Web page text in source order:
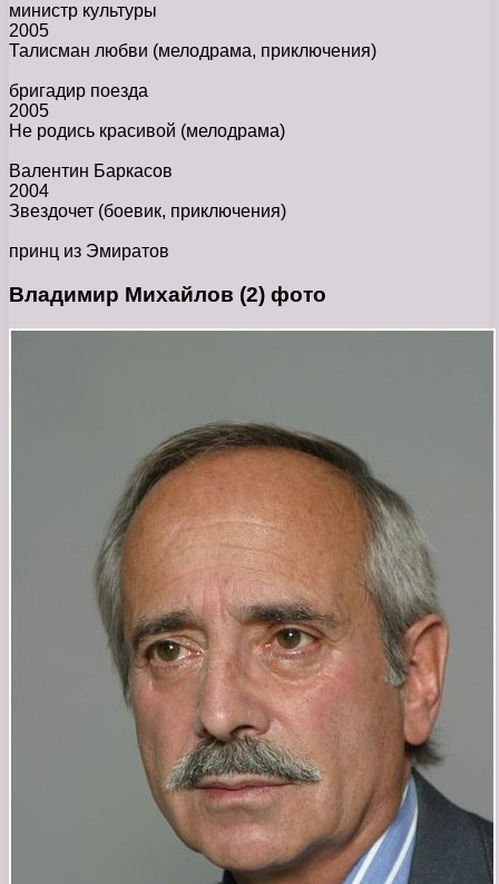
министр культуры
2005
Талисман любви (мелодрама, приключения)
бригадир поезда
2005
Не родись красивой (мелодрама)
Валентин Баркасов
2004
Звездочет (боевик, приключения)
принц из Эмиратов
Владимир Михайлов (2) фото